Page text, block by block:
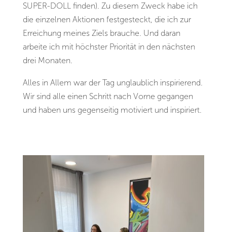
SUPER-DOLL finden). Zu diesem Zweck habe ich
die einzelnen Aktionen festgesteckt, die ich zur
Erreichung meines Ziels brauche. Und daran
arbeite ich mit höchster Priorität in den nächsten
drei Monaten.
Alles in Allem war der Tag unglaublich inspirierend.
Wir sind alle einen Schritt nach Vorne gegangen
und haben uns gegenseitig motiviert und inspiriert.